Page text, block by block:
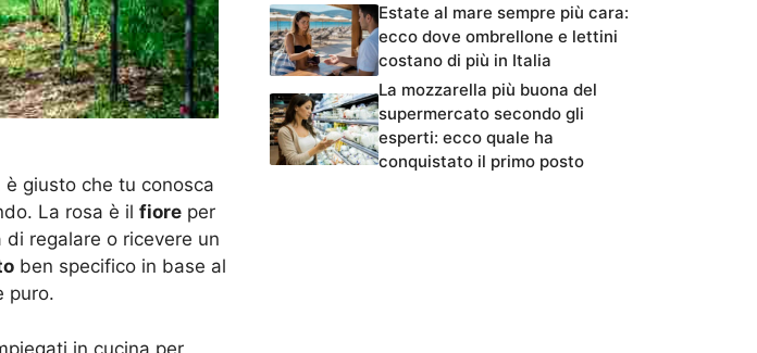
è giusto che tu conosca
La rosa è il fiore per
regalare o ricevere un
ben specifico in base al
puro.
in cucina per
Estate al mare sempre più cara:
ecco dove ombrellone e lettini
costano di più in Italia
La mozzarella più buona del
supermercato secondo gli
esperti: ecco quale ha
conquistato il primo posto